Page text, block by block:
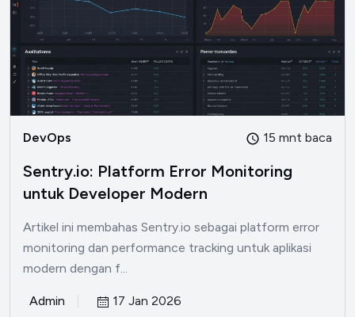
DevOps 15 mnt baca
Sentry.io: Platform Error Monitoring
untuk Developer Modern
Artikel ini membahas Sentry.io sebagai platform error
monitoring dan performance tracking untuk aplikasi
modern dengan f...
Admin 17 Jan 2026